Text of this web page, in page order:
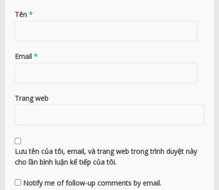
Tên *
Email *
Trang web
Lưu tên của tôi, email, và trang web trong trình duyệt này
cho lần bình luận kế tiếp của tôi.
Notify me of follow-up comments by email.